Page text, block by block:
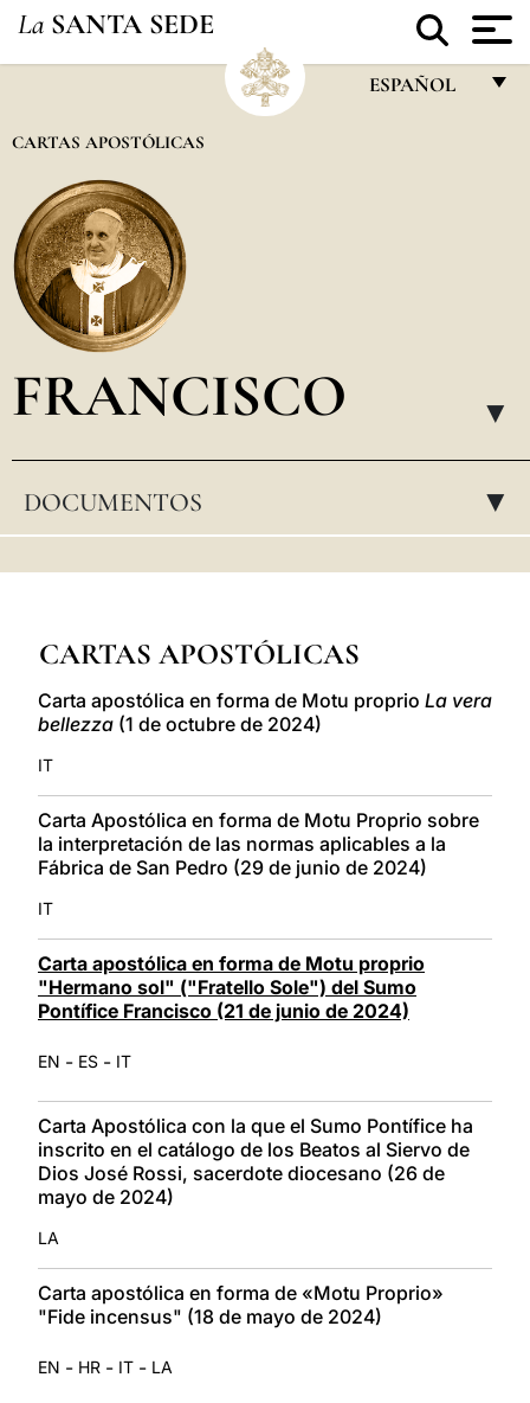
La SANTA SEDE
ESPAÑOL
العربيّة
CARTAS APOSTÓLICAS
FRANCISCO ▸
DOCUMENTOS ▸
CARTAS APOSTÓLICAS
Carta apostólica en forma de Motu proprio La vera
bellezza (1 de octubre de 2024)
IT
Carta Apostólica en forma de Motu Proprio sobre
la interpretación de las normas aplicables a la
Fábrica de San Pedro (29 de junio de 2024)
IT
Carta apostólica en forma de Motu proprio
"Hermano sol" ("Fratello Sole") del Sumo
Pontífice Francisco (21 de junio de 2024)
EN - ES - IT
Carta Apostólica con la que el Sumo Pontífice ha
inscrito en el catálogo de los Beatos al Siervo de
Dios José Rossi, sacerdote diocesano (26 de
mayo de 2024)
LA
Carta apostólica en forma de «Motu Proprio»
"Fide incensus" (18 de mayo de 2024)
EN - HR - IT - LA